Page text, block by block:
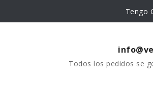
Tengo
Todos los pedidos se